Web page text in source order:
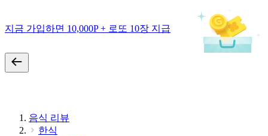
지금 가입하면 10,000P + 로또 10장 지급
음식 리뷰
한식